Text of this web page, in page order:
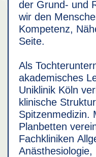
der Grund- und
wir den
Kompetenz,
Seite.
Als
akademisches
Uniklinik Köln
klinische
Spitzenmedizin.
Planbetten
Fachkliniken
Anästhesiologie,